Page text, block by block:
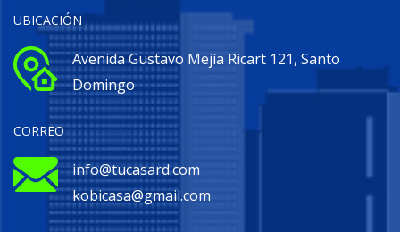
UBICACIÓN
Avenida Gustavo Mejía Ricart 121, Santo
Domingo
CORREO
info@tucasard.com
kobicasa@gmail.com